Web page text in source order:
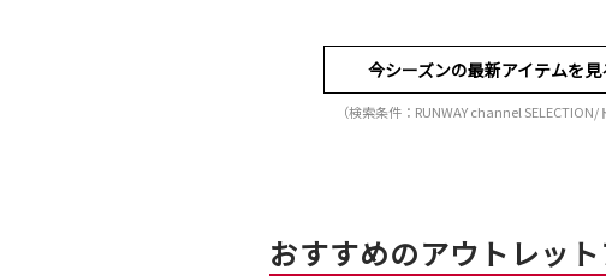
今シーズンの最新アイテムを見
（検索条件：RUNWAY channel SELECTION/
おすすめのアウトレッ